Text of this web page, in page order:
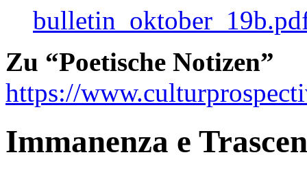
Zu “Poetische Notizen”
https://
Immanenza e